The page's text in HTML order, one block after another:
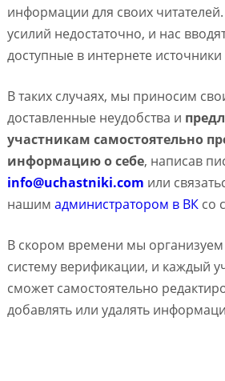
информации для своих
усилий недостаточно, и нас
доступные в интернете
В таких случаях, мы приносим
доставленные неудобства и
участникам самостоятельно
информацию о себе, написав
info@uchastniki.com или
нашим администратором в ВКсо
В скором времени мы
систему верификации, и каждый
сможет самостоятельно
добавлять или удалять